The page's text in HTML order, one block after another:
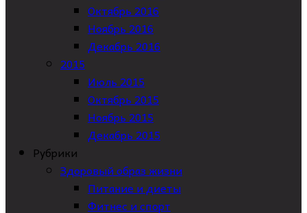
Октябрь 2016
Ноябрь 2016
Декабрь 2016
2015
Июль 2015
Октябрь 2015
Ноябрь 2015
Декабрь 2015
Рубрики
Здоровый образ жизни
Питание и диеты
Фитнес и спорт